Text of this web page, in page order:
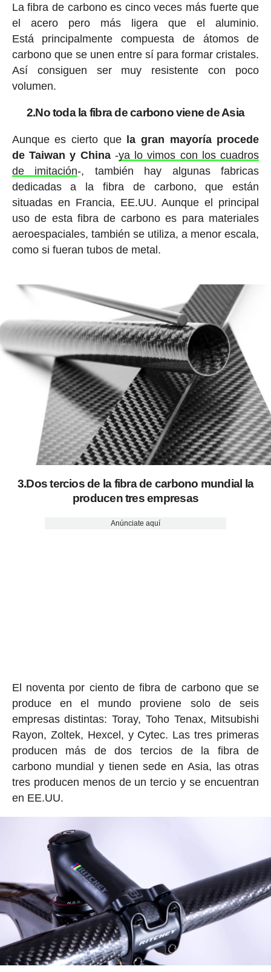
La fibra de carbono es cinco veces más fuerte que
el acero pero más ligera que el aluminio.
Está principalmente compuesta de átomos de
carbono que se unen entre sí para formar cristales.
Así consiguen ser muy resistente con poco
volumen.
2.No toda la fibra de carbono viene de Asia
Aunque es cierto que la gran mayoría procede
de Taiwan y China-ya lo vimos con los cuadros
de imitación-, también hay algunas fabricas
dedicadas a la fibra de carbono, que están
situadas en Francia, EE.UU. Aunque el principal
uso de esta fibra de carbono es para materiales
aeroespaciales, también se utiliza, a menor escala,
como si fueran tubos de metal.
3.Dos tercios de la fibra de carbono mundial la
producen tres empresas
Anúnciate aquí
El noventa por ciento de fibra de carbono que se
produce en el mundo proviene solo de seis
empresas distintas: Toray, Toho Tenax, Mitsubishi
Rayon, Zoltek, Hexcel, y Cytec. Las tres primeras
producen más de dos tercios de la fibra de
carbono mundial y tienen sede en Asia, las otras
tres producen menos de un tercio y se encuentran
en EE.UU.